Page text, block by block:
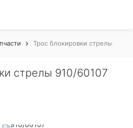
Трос блокировки стрелы 910/
стрелы 910/60107